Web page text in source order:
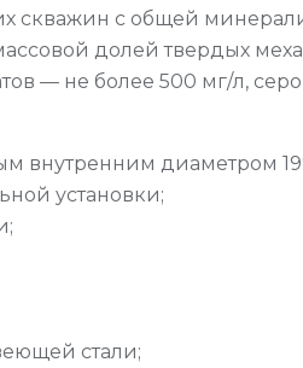
с общей
долей твердых
— не более 500 мг/л,
диаметром
установки;
стали;